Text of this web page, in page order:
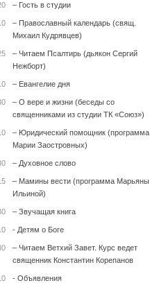
– Гость в студии
– Православный календарь (свящ.
Михаил Кудрявцев)
– Читаем Псалтирь (дьякон Сергий
Нежборт)
– Евангелие дня
– О вере и жизни (беседы со
священниками из студии ТК «Союз»)
– Юридический помощник (программа
Марии Заостровных)
– Духовное слово
– Мамины вести (программа Марьяны
Ильиной)
– Звучащая книга
- Детям о Боге
– Читаем Ветхий Завет. Курс ведет
священник Константин Корепанов
- Объявления